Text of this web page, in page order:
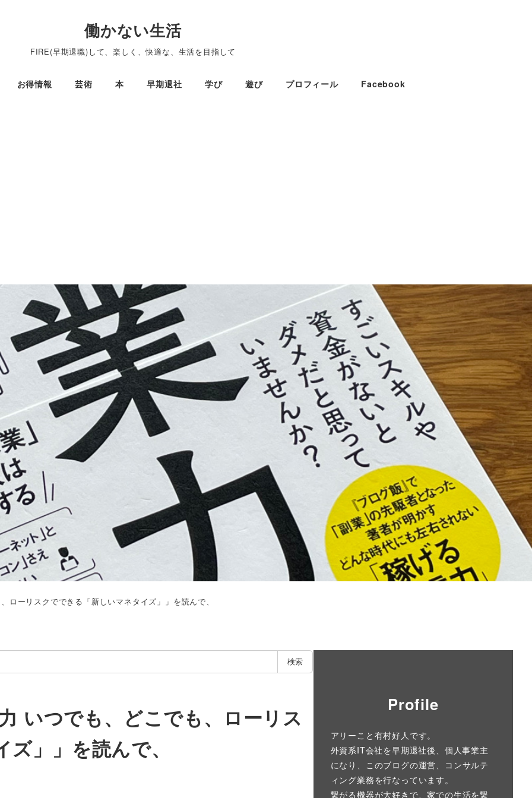
働かない生活
FIRE(早期退職)して、楽しく、快適な、生活を目指して
お得情報 芸術 本 早期退社 学び 遊び プロフィール Facebook
ーリスクでできる「新しいマネタイズ」」を読んで、
検索
いつでも、どこでも、ローリス
」」を読んで、
Profile
アリーこと有村好人です。
外資系IT会社を早期退社後、個人事業主
になり、このブログの運営、コンサルテ
ィング業務を行なっています。
繋がる機器が大好きで、家での生活を繋